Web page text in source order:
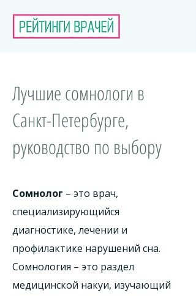
Лучшие сомнологи в
Санкт-Петербурге,
руководство по выбору
Сомнолог – это врач,
специализирующийся
диагностике, лечении и
профилактике нарушений сна.
Сомнология – это раздел
медицинской накуи, изучающий